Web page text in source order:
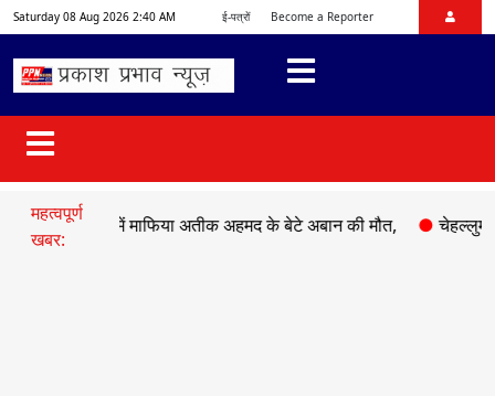
Saturday 08 Aug 2026 2:40 AM ई-पत्रों Become a Reporter
महत्वपूर्ण
खबर:
हादसे में माफिया अतीक अहमद के बेटे अबान की मौत, ●चेहल्लुम पर